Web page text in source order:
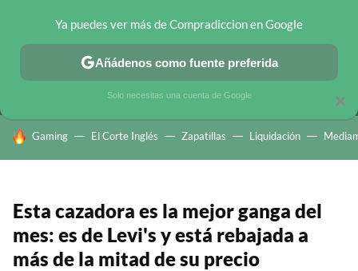
MENÚ NUEVO
CHOLLOS TELEGRAM OFERTAS EN MÓVILES
HOY SE HABLA DE
Gaming El Corte Inglés Zapatillas Liquidación
Esta cazadora es la mejor ganga del
mes: es de Levi's y está rebajada a
más de la mitad de su precio
×
Ya puedes ver más de Compradiccion en Google
Añádenos como fuente preferida
Solo necesitas una cuenta de Google